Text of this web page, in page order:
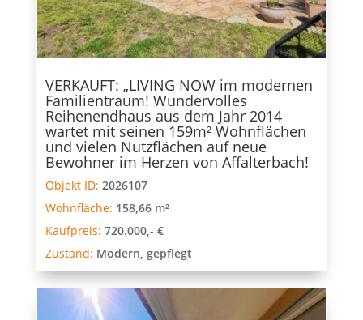
VERKAUFT: „LIVING NOW im modernen
Familientraum! Wundervolles
Reihenendhaus aus dem Jahr 2014
wartet mit seinen 159m² Wohnflächen
und vielen Nutzflächen auf neue
Bewohner im Herzen von Affalterbach!
Objekt ID: 2026107
Wohnfläche: 158,66 m²
Kaufpreis: 720.000,- €
Zustand: Modern, gepflegt